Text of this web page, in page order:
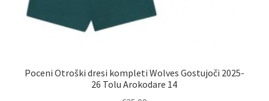
Poceni Otroški dresi kompleti Wolves Gostujoči 2025-
26 Tolu Arokodare 14